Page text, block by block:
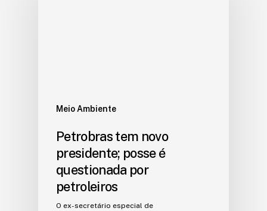
Meio Ambiente
Petrobras tem novo
presidente; posse é
questionada por
petroleiros
O ex-secretário especial de